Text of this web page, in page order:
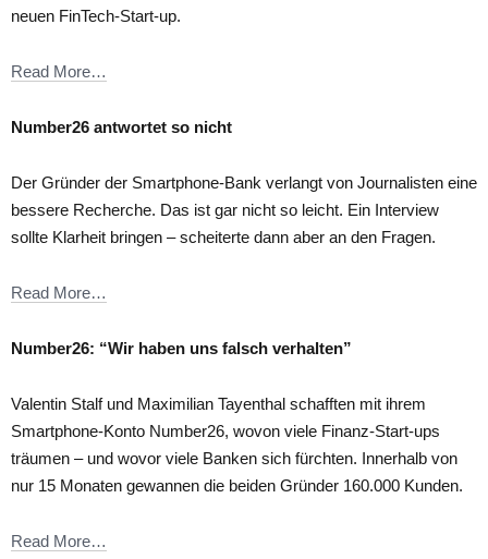
neuen FinTech-Start-up.
Read More…
Number26 antwortet so nicht
Der Gründer der Smartphone-Bank verlangt von Journalisten eine
bessere Recherche. Das ist gar nicht so leicht. Ein Interview
sollte Klarheit bringen – scheiterte dann aber an den Fragen.
Read More…
Number26: “Wir haben uns falsch verhalten”
Valentin Stalf und Maximilian Tayenthal schafften mit ihrem
Smartphone-Konto Number26, wovon viele Finanz-Start-ups
träumen – und wovor viele Banken sich fürchten. Innerhalb von
nur 15 Monaten gewannen die beiden Gründer 160.000 Kunden.
Read More…